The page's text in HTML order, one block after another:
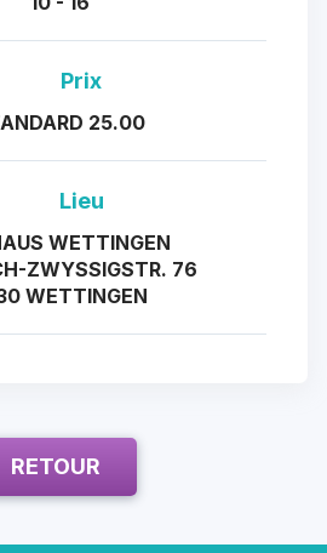
Prix
25.00
Lieu
WETTINGEN
ZWYSSIGSTR. 76
WETTINGEN
RETOUR